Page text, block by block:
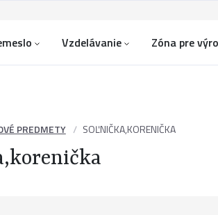
Vzdelávanie Zóna pre
PREDMETY SOĽNIČKA,KORENIČKA